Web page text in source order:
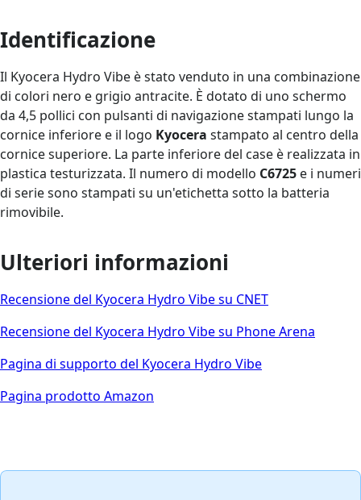
Identificazione
Il Kyocera Hydro Vibe è stato venduto in una combinazione
di colori nero e grigio antracite. È dotato di uno schermo
da 4,5 pollici con pulsanti di navigazione stampati lungo la
cornice inferiore e il logo Kyocera stampato al centro della
cornice superiore. La parte inferiore del case è realizzata in
plastica testurizzata. Il numero di modello C6725 e i numeri
di serie sono stampati su un'etichetta sotto la batteria
rimovibile.
Ulteriori informazioni
Recensione del Kyocera Hydro Vibe su CNET
Recensione del Kyocera Hydro Vibe su Phone Arena
Pagina di supporto del Kyocera Hydro Vibe
Pagina prodotto Amazon